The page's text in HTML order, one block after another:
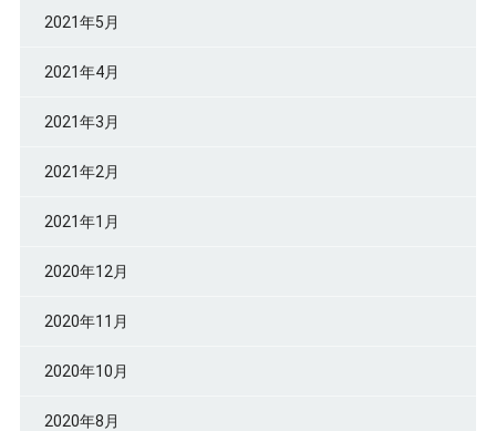
2021年5月
2021年4月
2021年3月
2021年2月
2021年1月
2020年12月
2020年11月
2020年10月
2020年8月